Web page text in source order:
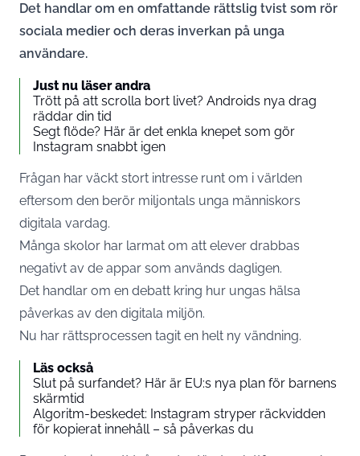
Det handlar om en omfattande rättslig tvist som rör
sociala medier och deras inverkan på unga
användare.
Just nu läser andra
Trött på att scrolla bort livet? Androids nya drag
räddar din tid
Segt flöde? Här är det enkla knepet som gör
Instagram snabbt igen
Frågan har väckt stort intresse runt om i världen
eftersom den berör miljontals unga människors
digitala vardag.
Många skolor har larmat om att elever drabbas
negativt av de appar som används dagligen.
Det handlar om en debatt kring hur ungas hälsa
påverkas av den digitala miljön.
Nu har rättsprocessen tagit en helt ny vändning.
Läs också
Slut på surfandet? Här är EU:s nya plan för barnens
skärmtid
Algoritm-beskedet: Instagram stryper räckvidden
för kopierat innehåll – så påverkas du